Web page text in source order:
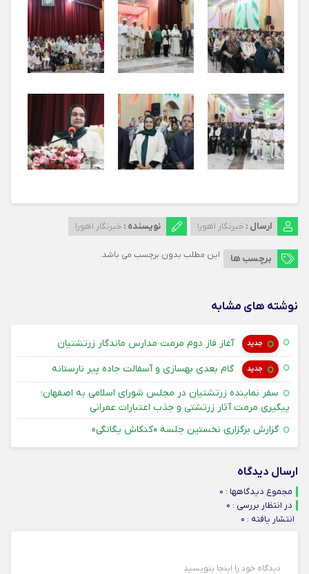
ارسال : خبرنگار اهورا نویسنده : خبرنگار اهورا
برچسب ها این مطلب بدون برچسب می باشد.
نوشته های مشابه
جدید آغاز فاز دوم مرمت مدارس ماندگار زرتشتیان
جدید گام بعدی بهسازی و آسفالت جاده پیر نارستانه
سفر نماینده زرتشتیان در مجلس شورای اسلامی به اصفهان؛
پیگیری مرمت آثار زرتشتی و جذب اعتبارات عمرانی
گزارش برگزاری نخستین جلسه «کنکاش یگانگی»
ارسال دیدگاه
مجموع دیدگاهها : 0
در انتظار بررسی : 0
انتشار یافته : ۰
دیدگاه خود را اینجا بنویسید